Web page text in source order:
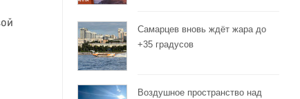
Самарцев вновь ждёт жара до
+35 градусов
Воздушное пространство над